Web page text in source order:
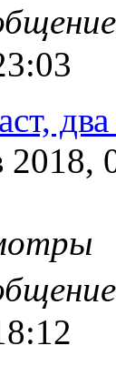
два
2018,